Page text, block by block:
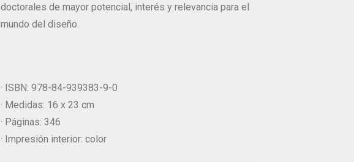
doctorales de mayor potencial, interés y relevancia para el
mundo del diseño.
· ISBN: 978-84-939383-9-0
· Medidas: 16 x 23 cm
· Páginas: 346
· Impresión interior: color